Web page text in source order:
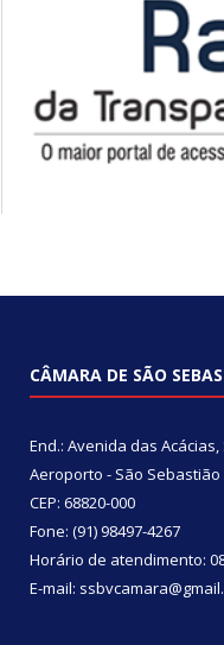
CÂMARA DE SÃO
End.: Avenida das Acácias,
Aeroporto - São Sebastião
CEP: 68820-000
Fone: (91) 98497-4267
Horário de atendimento:
E-mail: